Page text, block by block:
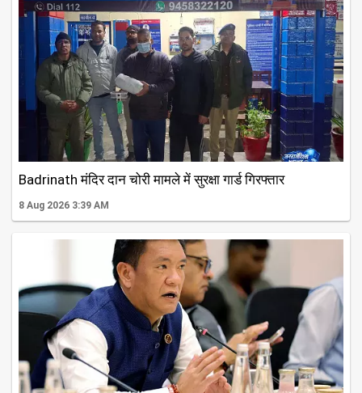
Badrinath मंदिर दान चोरी मामले में सुरक्षा गार्ड गिरफ्तार
8 Aug 2026 3:39 AM